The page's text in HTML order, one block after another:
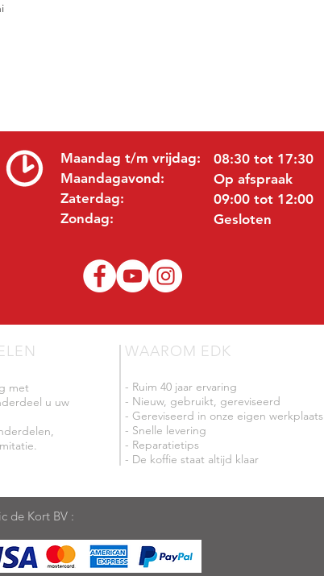
Maandag t/m vrijdag:
Maandagavond:
Zaterdag:
Zondag:
08:30 tot 17:30
Op afspraak
09:00 tot 12:00
Gesloten
met
u uw
WAAROM EDK
- Ruim 40 jaar ervaring
- Nieuw, gebruikt, gereviseerd
- Gereviseerd in onze eigen werkplaats
- Snelle levering
- Reparatietips
- De koffie staat altijd klaar
de Kort BV :